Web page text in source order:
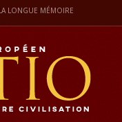
LONGUE MÉMOIRE